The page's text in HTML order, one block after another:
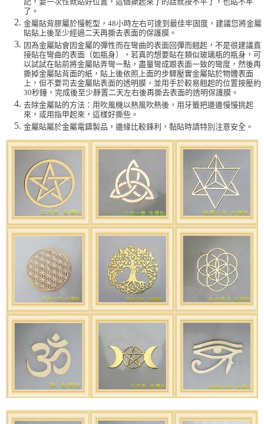
了。
金屬貼背膠屬於慢乾型，48小時左右可達到最佳牢固度，建議您將金屬
貼貼上後至少經過二天再撕去表面的保護膜。
因為金屬貼會因金屬的彈性而在彎曲的表面回彈而翹起，不是很建議直
接貼在彎曲的表面（如瓶身），若真的想要貼在類似玻璃瓶的瓶身，可
以試試在貼前將金屬貼弄彎一點，盡量彎成跟表面一致的彎度，然後再
撕掉金屬貼背面的紙，貼上後依照上面的步驟壓實金屬貼於物體表面
上，但不要司去金屬貼表面的透明膜，並用手於較易翹起的位置按壓約
30秒鐘，完成後至少靜置二天左右後再撕去表面的透明保護膜。
去除金屬貼的方法：用吹風機以熱風吹熱後，用牙籤把邊邊慢慢挑起
來，或用指甲起來，這樣好撕些。
金屬貼屬於金屬電鑄製品，邊緣比較鋒利，黏貼時請特別注意安全。